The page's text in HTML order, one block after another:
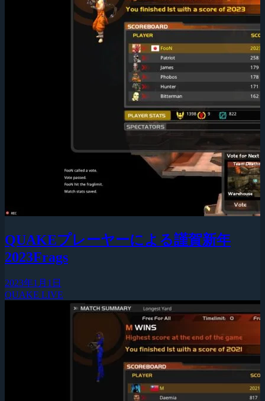
QUAKEプレーヤーによる謹賀新年
2023Frags
2023年1月1日
QUAKE LIVE